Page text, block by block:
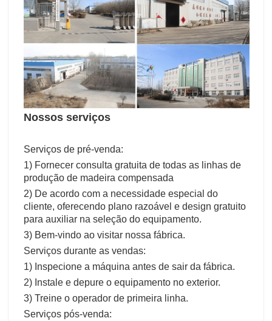
Nossos serviços
Serviços de pré-venda:
1) Fornecer consulta gratuita de todas as linhas de
produção de madeira compensada
2) De acordo com a necessidade especial do
cliente, oferecendo plano razoável e design gratuito
para auxiliar na seleção do equipamento.
3) Bem-vindo ao visitar nossa fábrica.
Serviços durante as vendas:
1) Inspecione a máquina antes de sair da fábrica.
2) Instale e depure o equipamento no exterior.
3) Treine o operador de primeira linha.
Serviços pós-venda: